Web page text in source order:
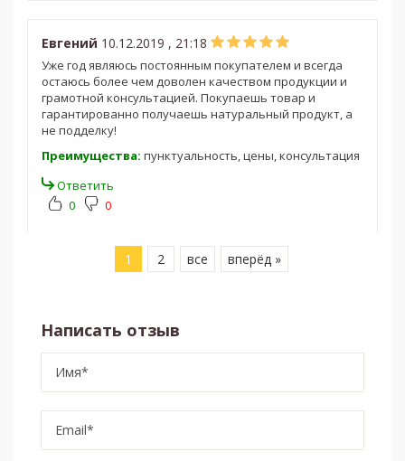
Евгений 10.12.2019 , 21:18
Уже год являюсь постоянным покупателем и всегда
остаюсь более чем доволен качеством продукции и
грамотной консультацией. Покупаешь товар и
гарантированно получаешь натуральный продукт, а
не подделку!
Преимущества: пунктуальность, цены, консультация
Ответить
0
0
1 2 все вперёд »
Написать отзыв